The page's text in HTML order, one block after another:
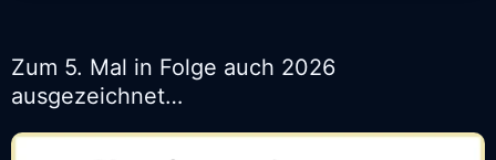
Zum 5. Mal in Folge auch 2026
ausgezeichnet…